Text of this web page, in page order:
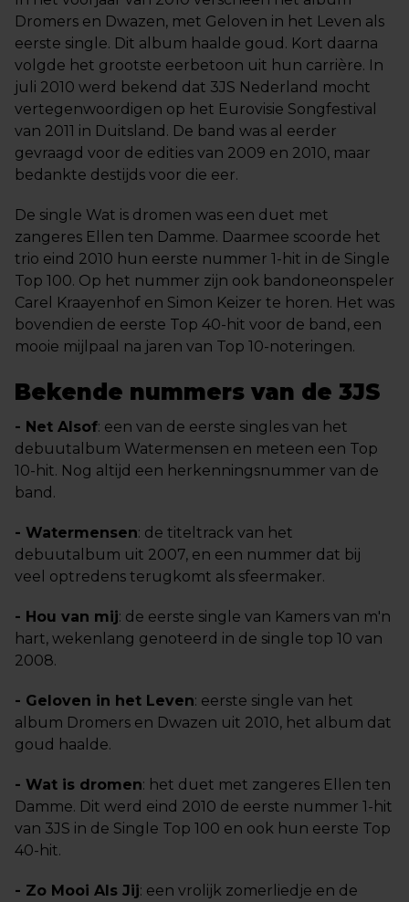
Dromers en Dwazen, met Geloven in het Leven als
eerste single. Dit album haalde goud. Kort daarna
volgde het grootste eerbetoon uit hun carrière. In
juli 2010 werd bekend dat 3JS Nederland mocht
vertegenwoordigen op het Eurovisie Songfestival
van 2011 in Duitsland. De band was al eerder
gevraagd voor de edities van 2009 en 2010, maar
bedankte destijds voor die eer.
De single Wat is dromen was een duet met
zangeres Ellen ten Damme. Daarmee scoorde het
trio eind 2010 hun eerste nummer 1-hit in de Single
Top 100. Op het nummer zijn ook bandoneonspeler
Carel Kraayenhof en Simon Keizer te horen. Het was
bovendien de eerste Top 40-hit voor de band, een
mooie mijlpaal na jaren van Top 10-noteringen.
Bekende nummers van de 3JS
- Net Alsof: een van de eerste singles van het
debuutalbum Watermensen en meteen een Top
10-hit. Nog altijd een herkenningsnummer van de
band.
- Watermensen: de titeltrack van het
debuutalbum uit 2007, en een nummer dat bij
veel optredens terugkomt als sfeermaker.
- Hou van mij: de eerste single van Kamers van m'n
hart, wekenlang genoteerd in de single top 10 van
2008.
- Geloven in het Leven: eerste single van het
album Dromers en Dwazen uit 2010, het album dat
goud haalde.
- Wat is dromen: het duet met zangeres Ellen ten
Damme. Dit werd eind 2010 de eerste nummer 1-hit
van 3JS in de Single Top 100 en ook hun eerste Top
40-hit.
- Zo Mooi Als Jij: een vrolijk zomerliedje en de